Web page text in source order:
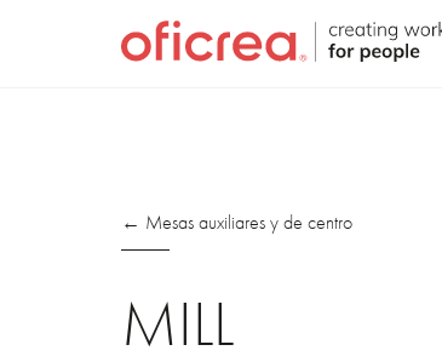
← Mesas auxiliares y de centro
MILL